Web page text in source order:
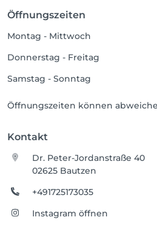
Öffnungszeiten
Montag - Mittwoch
Donnerstag - Freitag
Samstag - Sonntag
Öffnungszeiten können
Kontakt
Dr. Peter-Jordanstraße 40
02625 Bautzen
+491725173035
Instagram öffnen